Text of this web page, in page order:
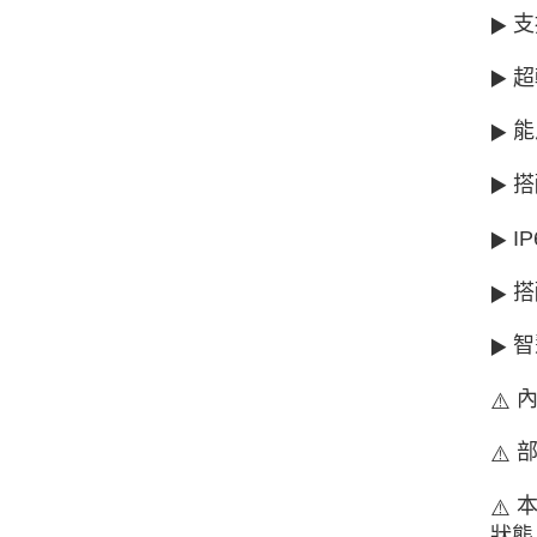
▶️
▶️
▶️
▶️
▶️
▶️
▶️
⚠️
⚠️
⚠️